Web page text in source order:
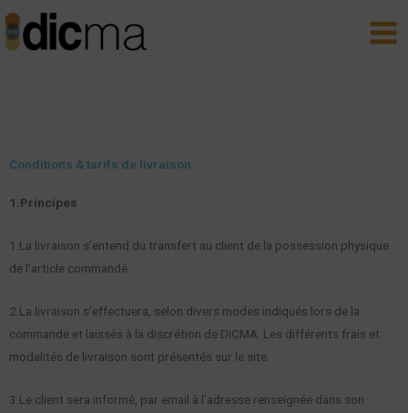
Aller
au
Conditions & tarifs de livraison
1.Principes
1.La livraison s’entend du transfert au client de la possession physique
de l’article commandé.
2.La livraison s’effectuera, selon divers modes indiqués lors de la
commande et laissés à la discrétion de DICMA. Les différents frais et
modalités de livraison sont présentés sur le site.
3.Le client sera informé, par email à l’adresse renseignée dans son